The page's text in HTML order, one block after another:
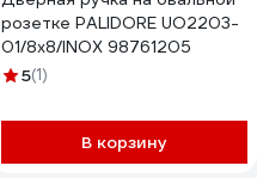
розетке PALIDORE UO2203-
01/8х8/INOX 98761205
5(1)
В корзину